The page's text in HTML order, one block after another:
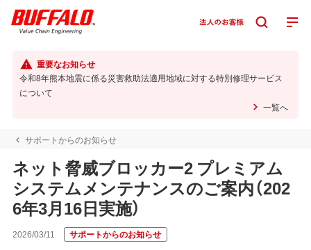
重要なお知らせ
令和8年熊本地震に係る災害救助法適用地域に対する特別修理サービス
について
一覧へ
サポートからのお知らせ
ネット脅威ブロッカー2 プレミアム
システムメンテナンスのご案内（202
6年3月16日実施）
2026/03/11 サポートからのお知らせ